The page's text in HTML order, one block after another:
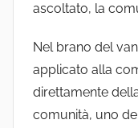
ascoltato, la
Nel brano del
applicato alla
direttamente
comunità, uno